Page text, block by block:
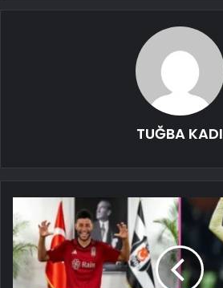
TUĞBA KADI